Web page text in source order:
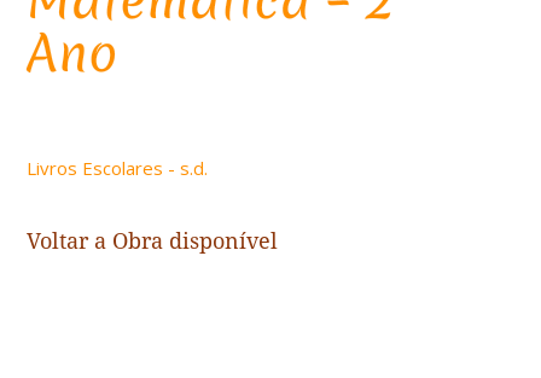
Ano
Livros Escolares - s.d.
Voltar a Obra disponível